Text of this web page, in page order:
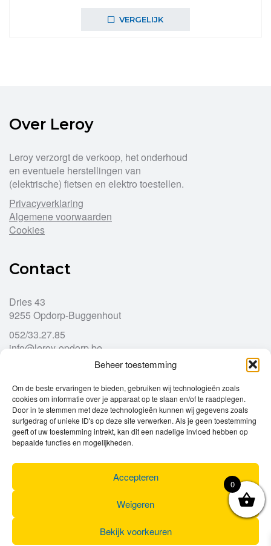
Beheer toestemming
Om de beste ervaringen te bieden, gebruiken wij technologieën zoals
cookies om informatie over je apparaat op te slaan en/of te raadplegen.
Door in te stemmen met deze technologieën kunnen wij gegevens zoals
surfgedrag of unieke ID's op deze site verwerken. Als je geen toestemming
geeft of uw toestemming intrekt, kan dit een nadelige invloed hebben op
bepaalde functies en mogelijkheden.
Accepteren
Weigeren
Bekijk voorkeuren
VERGELIJK
Over Leroy
Leroy verzorgt de verkoop, het onderhoud
en eventuele herstellingen van
(elektrische) fietsen en elektro toestellen.
Privacyverklaring
Algemene voorwaarden
Cookies
Contact
Dries 43
9255 Opdorp-Buggenhout
052/33.27.85
info@leroy-opdorp.be
Openingsuren
Ma
gesloten
Di
9u – 12u
13u – 18u00
Wo
9u – 12u
13u – 18u00
Do
9u – 12u
13u – 18u00
13u – 18u00
Za
0